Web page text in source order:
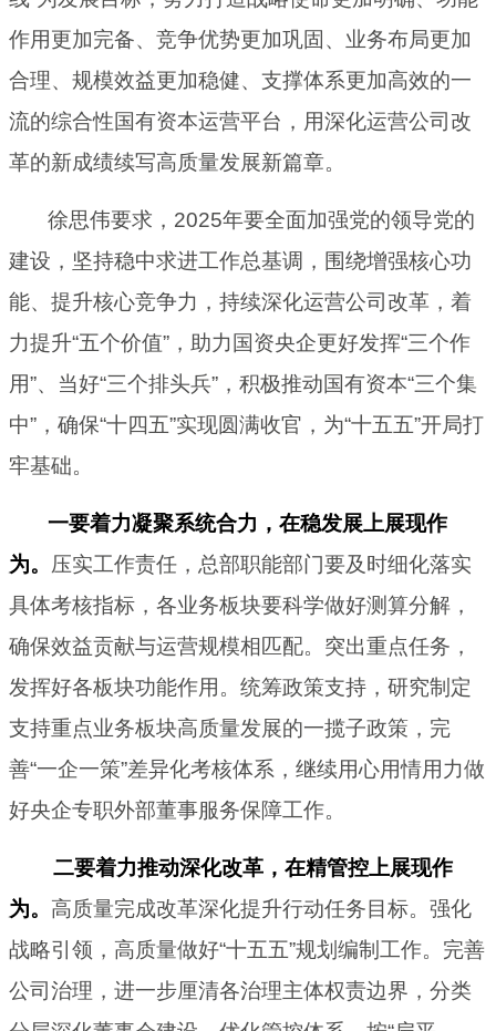
作用更加完备、竞争优势更加巩固、业务布局更加
合理、规模效益更加稳健、支撑体系更加高效的一
流的综合性国有资本运营平台，用深化运营公司改
革的新成绩续写高质量发展新篇章。
徐思伟要求，2025年要全面加强党的领导党的
建设，坚持稳中求进工作总基调，围绕增强核心功
能、提升核心竞争力，持续深化运营公司改革，着
力提升“五个价值”，助力国资央企更好发挥“三个作
用”、当好“三个排头兵”，积极推动国有资本“三个集
中”，确保“十四五”实现圆满收官，为“十五五”开局打
牢基础。
一要着力凝聚系统合力，在稳发展上展现作
为。 压实工作责任，总部职能部门要及时细化落实
具体考核指标，各业务板块要科学做好测算分解，
确保效益贡献与运营规模相匹配。突出重点任务，
发挥好各板块功能作用。统筹政策支持，研究制定
支持重点业务板块高质量发展的一揽子政策，完
善“一企一策”差异化考核体系，继续用心用情用力做
好央企专职外部董事服务保障工作。
二要着力推动深化改革，在精管控上展现作
为。 高质量完成改革深化提升行动任务目标。强化
战略引领，高质量做好“十五五”规划编制工作。完善
公司治理，进一步厘清各治理主体权责边界，分类